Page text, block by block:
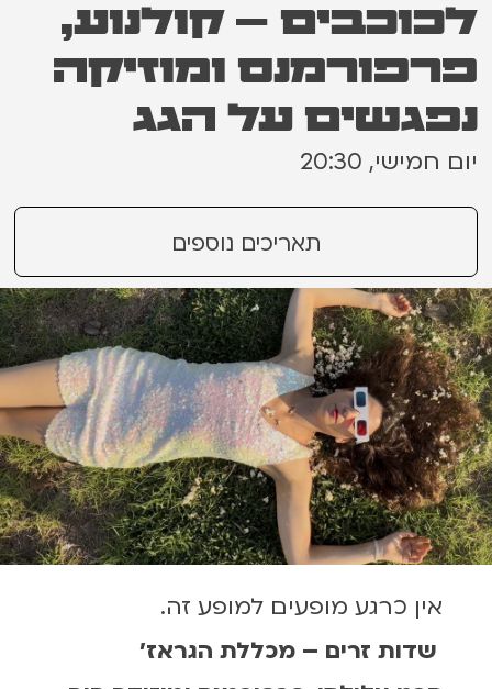
לכוכבים – קולנוע,
פרפורמנס ומוזיקה
נפגשים על הגג
יום חמישי, 20:30
תאריכים נוספים
אין כרגע מופעים למופע זה.
שדות זרים – מכללת הגראז׳